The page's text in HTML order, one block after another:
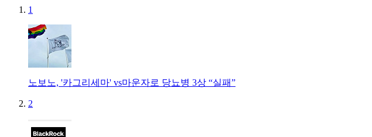
1
노보노, '카그리세마' vs마운자로 당뇨병 3상 “실패”
2